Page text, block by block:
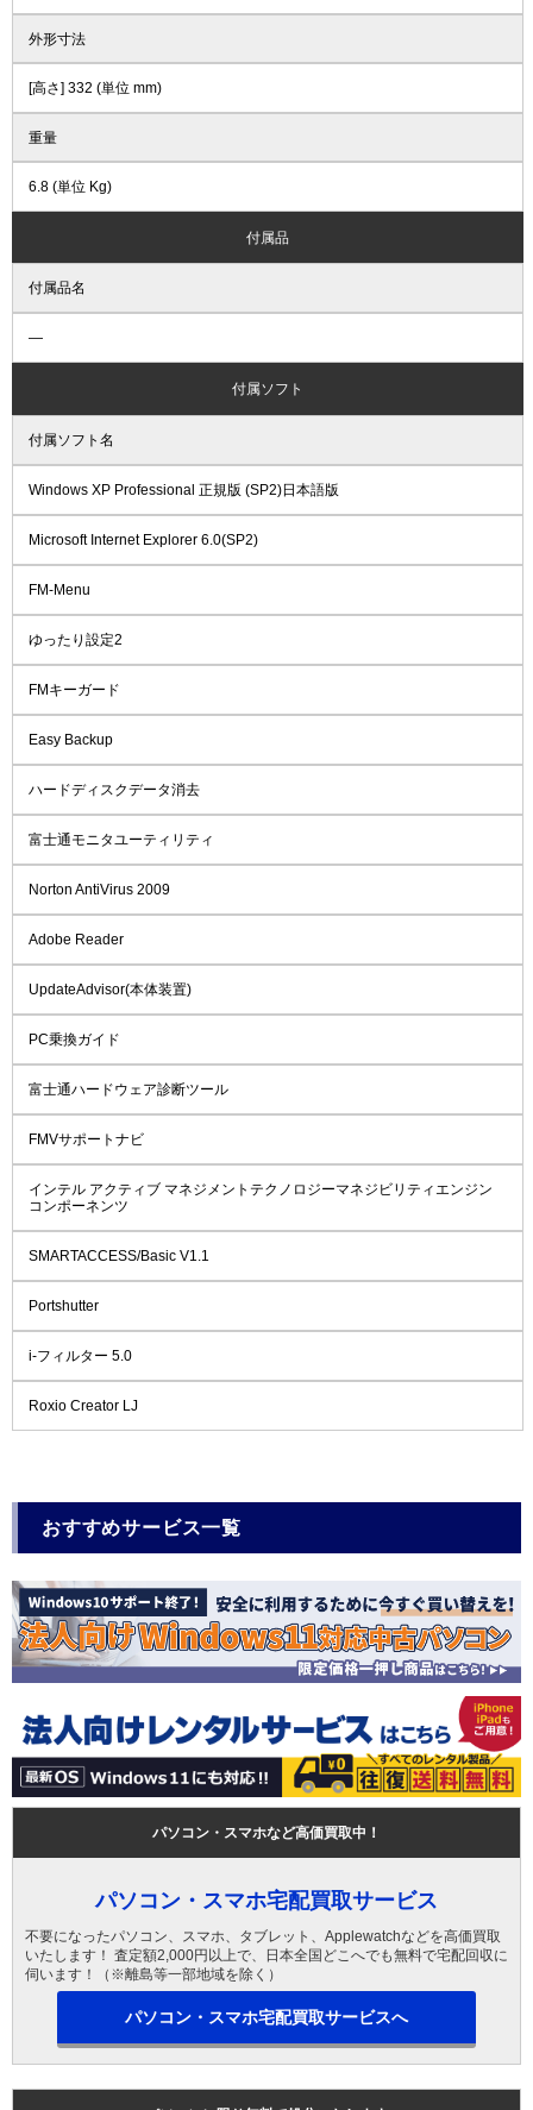
外形寸法
[高さ] 332 (単位 mm)
重量
6.8 (単位 Kg)
付属品
付属品名
―
付属ソフト
付属ソフト名
Windows XP Professional 正規版 (SP2)日本語版
Microsoft Internet Explorer 6.0(SP2)
FM-Menu
ゆったり設定2
FMキーガード
Easy Backup
ハードディスクデータ消去
富士通モニタユーティリティ
Norton AntiVirus 2009
Adobe Reader
UpdateAdvisor(本体装置)
PC乗換ガイド
富士通ハードウェア診断ツール
FMVサポートナビ
インテル アクティブ マネジメントテクノロジーマネジビリティエンジン
コンポーネンツ
SMARTACCESS/Basic V1.1
Portshutter
i-フィルター 5.0
Roxio Creator LJ
おすすめサービス一覧
パソコン・スマホなど高価買取中！
パソコン・スマホ宅配買取サービス
不要になったパソコン、スマホ、タブレット、Applewatchなどを高価買取
いたします！ 査定額2,000円以上で、日本全国どこへでも無料で宅配回収に
伺います！（※離島等一部地域を除く）
パソコン・スマホ宅配買取サービスへ